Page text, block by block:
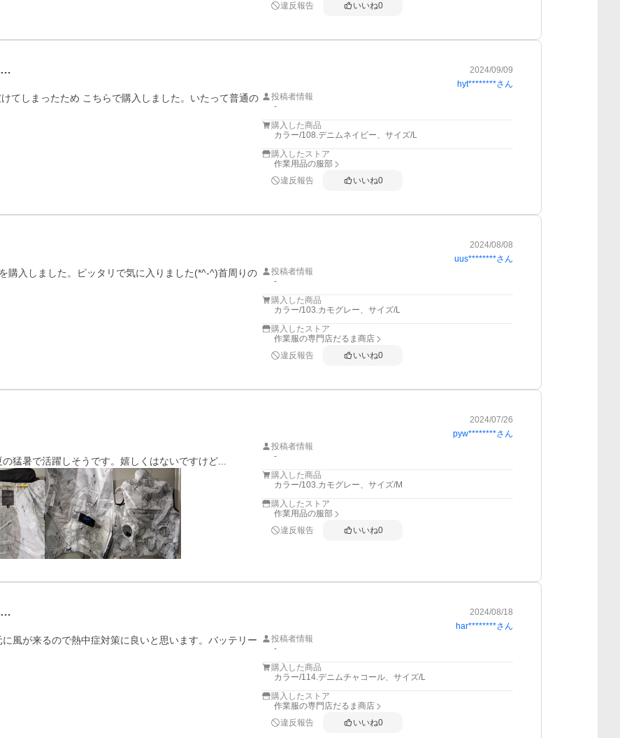
違反報告
いいね0
… 2024/09/09
hyt********さん
てしまったため こちらで購入しました。いたって普通の
投稿者情報
-
購入した商品
カラー/108.デニムネイビー、サイズ/L
購入したストア
作業用品の服部
違反報告
いいね0
2024/08/08
uus********さん
購入しました。ピッタリで気に入りました(*^-^)首周りの
投稿者情報
-
購入した商品
カラー/103.カモグレー、サイズ/L
購入したストア
作業服の専門店だるま商店
違反報告
いいね0
2024/07/26
pyw********さん
投稿者情報
-
購入した商品
カラー/103.カモグレー、サイズ/M
購入したストア
作業用品の服部
違反報告
いいね0
… 2024/08/18
har********さん
風が来るので熱中症対策に良いと思います。バッテリー
投稿者情報
-
購入した商品
カラー/114.デニムチャコール、サイズ/L
購入したストア
作業服の専門店だるま商店
違反報告
いいね0